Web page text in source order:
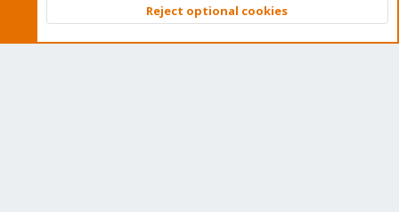
Top
Reject optional cookies